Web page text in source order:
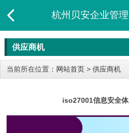
杭州贝安企业管
供应商机
当前所在位置： 网站首页 > 供应商机
iso27001信息安全